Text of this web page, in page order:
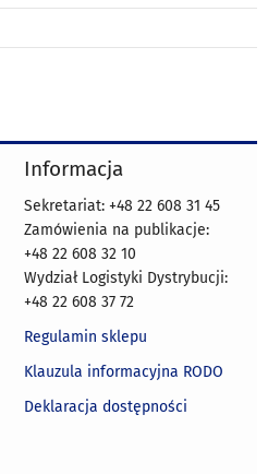
Informacja
Sekretariat: +48 22 608 31 45
Zamówienia na publikacje:
+48 22 608 32 10
Wydział Logistyki Dystrybucji:
+48 22 608 37 72
Regulamin sklepu
Klauzula informacyjna RODO
Deklaracja dostępności